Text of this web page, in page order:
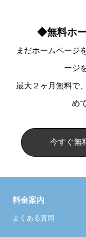
◆無料ホ
まだホームページ
ージ
最大２ヶ月無料で
め
今すぐ
料金案内
よくある質問